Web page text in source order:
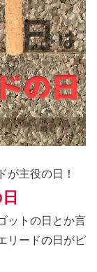
が主役の日！
ットの日とか言
リードの日がピ